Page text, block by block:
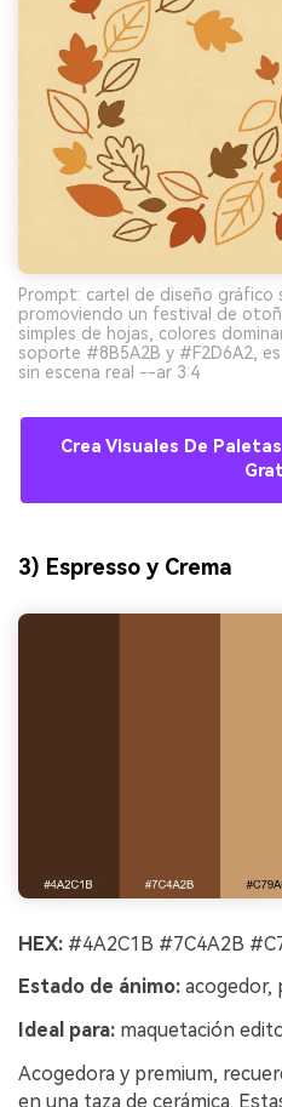
Prompt: cartel de diseño
promoviendo un festival de
simples de hojas, colores
soporte #8B5A2B y #F2D6A2,
sin escena real --ar 3:4
Crea Visuales De
3) Espresso y Crema
HEX: #4A2C1B #7C4A2B
Estado de ánimo: acogedor,
Ideal para: maquetación
Acogedora y premium,
en una taza de cerámica.